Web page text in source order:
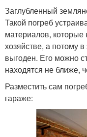
Погреб из
Винный погреб
Заглубленный
Такой погреб
материалов,
хозяйстве, а потому
выгоден. Его можно
находятся не ближе,
Разместить сам
гараже: